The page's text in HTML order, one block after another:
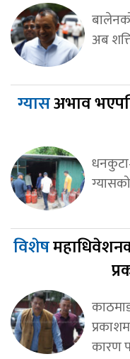
अब
ग्यासअभाव
विशेष
कारण